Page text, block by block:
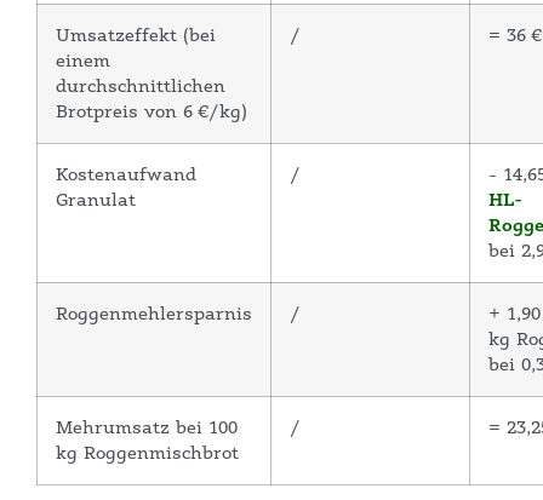
Umsatzeffekt (bei
einem
durchschnittlichen
Brotpreis von 6 €/kg)
/ = 36 €
Kostenaufwand
Granulat
/ -
HL-
bei
Roggenmehlersparnis /
+
kg
bei
Mehrumsatz bei 100
kg Roggenmischbrot
/ =